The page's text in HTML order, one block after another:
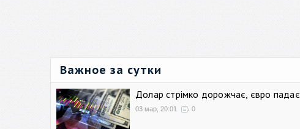
Важное за сутки
Долар стрімко дорожчає, євро падає
03 мар, 20:01 0